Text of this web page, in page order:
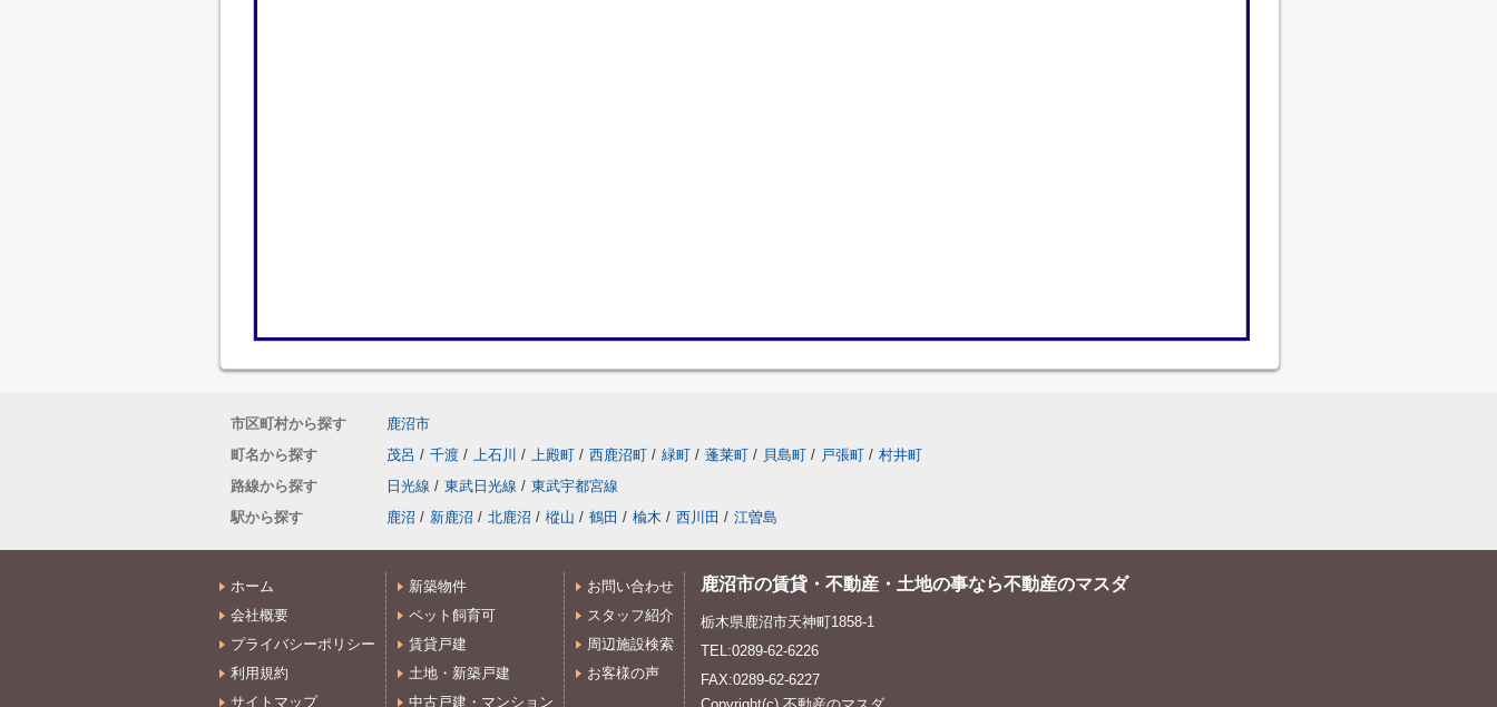
市区町村から探す
鹿沼市
町名から探す
茂呂 / 千渡 / 上石川 / 上殿町 / 西鹿沼町 / 緑町 / 蓬莱町 / 貝島町 / 戸張町 / 村井町
路線から探す
日光線 / 東武日光線 / 東武宇都宮線
駅から探す
鹿沼 / 新鹿沼 / 北鹿沼 / 樅山 / 鶴田 / 楡木 / 西川田 / 江曽島
ホーム
会社概要
プライバシーポリシー
利用規約
サイトマップ
新築物件
ペット飼育可
賃貸戸建
土地・新築戸建
中古戸建・マンション
お問い合わせ
スタッフ紹介
周辺施設検索
お客様の声
鹿沼市の賃貸・不動産・土地の事なら不動産のマスダ
栃木県鹿沼市天神町1858-1
TEL:0289-62-6226
FAX:0289-62-6227